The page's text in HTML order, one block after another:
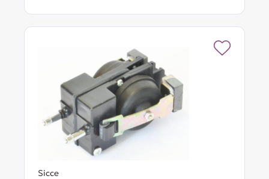
Sicce